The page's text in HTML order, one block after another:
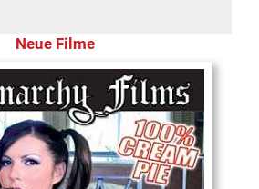
Neue Filme